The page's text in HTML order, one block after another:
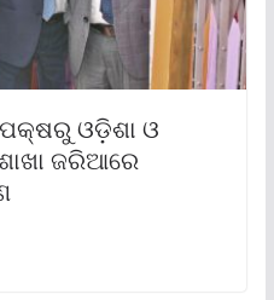
ଓଡ଼ିଶା ଓ
ଜରିଆରେ